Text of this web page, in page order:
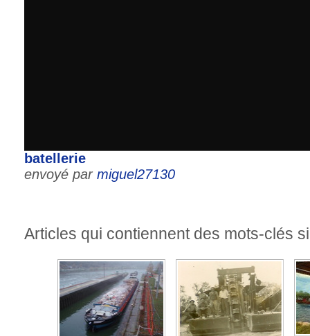
batellerie
envoyé par miguel27130
Articles qui contiennent des mots-clés